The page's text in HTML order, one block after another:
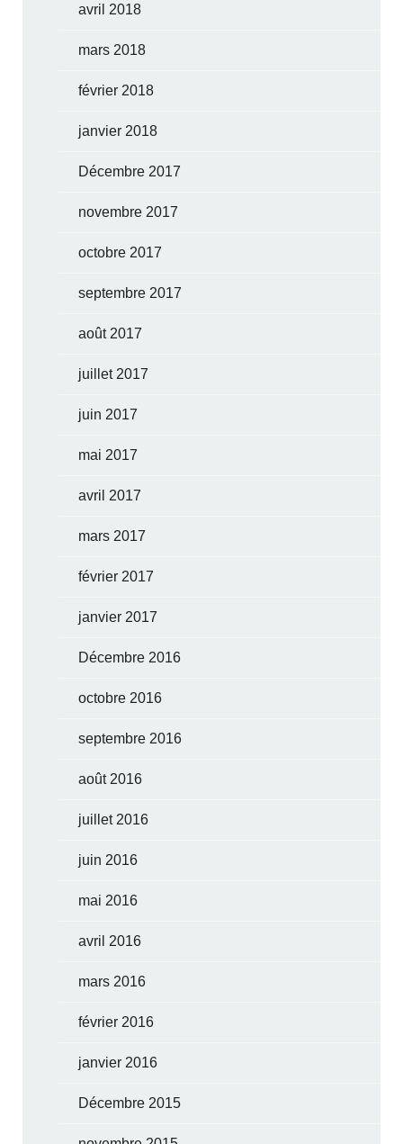
avril 2018
mars 2018
février 2018
janvier 2018
Décembre 2017
novembre 2017
octobre 2017
septembre 2017
août 2017
juillet 2017
juin 2017
mai 2017
avril 2017
mars 2017
février 2017
janvier 2017
Décembre 2016
octobre 2016
septembre 2016
août 2016
juillet 2016
juin 2016
mai 2016
avril 2016
mars 2016
février 2016
janvier 2016
Décembre 2015